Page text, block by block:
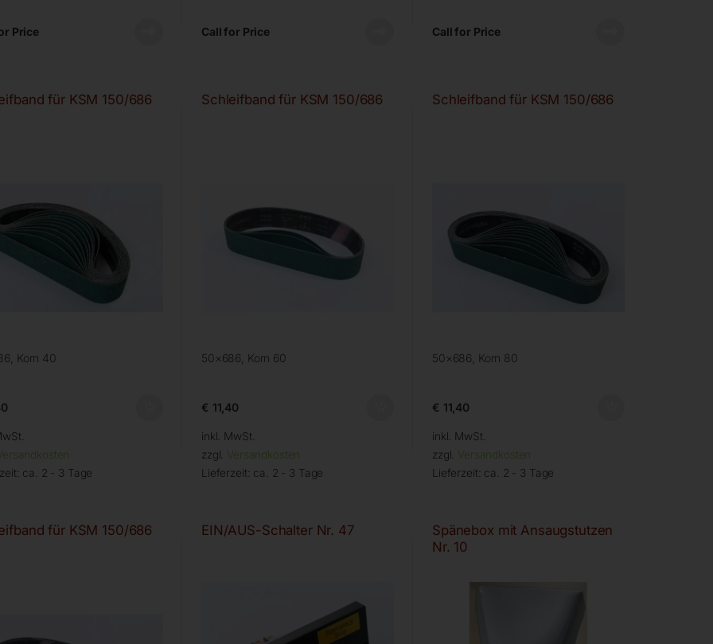
Price Call for Price Call for Price
für KSM 150/686
Korn 40
ca. 2 - 3 Tage
Schleifband für KSM 150/686
50×686, Korn 60
€ 11,40
inkl. MwSt.
zzgl. Versandkosten
Lieferzeit: ca. 2 - 3 Tage
Schleifband für KSM 150/686
50×686, Korn 80
€ 11,40
inkl. MwSt.
zzgl. Versandkosten
Lieferzeit: ca. 2 - 3 Tage
für KSM 150/686 EIN/AUS-Schalter Nr. 47
Spänebox mit Ansaugstutzen
Nr. 10